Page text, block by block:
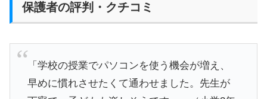
保護者の評判・クチコミ
「学校の授業でパソコンを使う機会が増え、
早めに慣れさせたくて通わせました。先生が